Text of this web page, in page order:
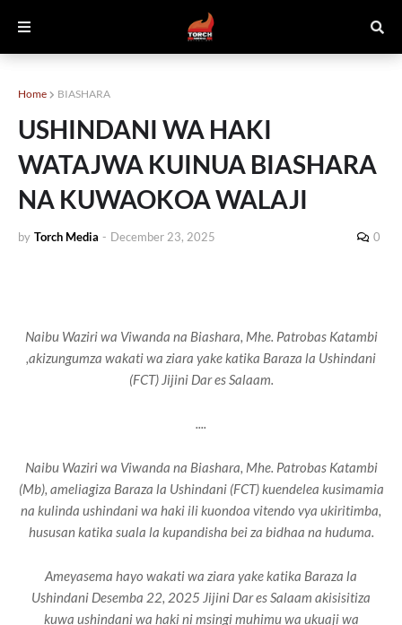
Home BIASHARA
USHINDANI WA HAKI
WATAJWA KUINUA BIASHARA
NA KUWAOKOA WALAJI
by Torch Media - December 23, 2025 0
Naibu Waziri wa Viwanda na Biashara, Mhe. Patrobas Katambi
,akizungumza wakati wa ziara yake katika Baraza la Ushindani
(FCT) Jijini Dar es Salaam.
....
Naibu Waziri wa Viwanda na Biashara, Mhe. Patrobas Katambi
(Mb), ameliagiza Baraza la Ushindani (FCT) kuendelea kusimamia
na kulinda ushindani wa haki ili kuondoa vitendo vya ukiritimba,
hususan katika suala la kupandisha bei za bidhaa na huduma.
Ameyasema hayo wakati wa ziara yake katika Baraza la
Ushindani Desemba 22, 2025 Jijini Dar es Salaam akisisitiza
kuwa ushindani wa haki ni msingi muhimu wa ukuaji wa